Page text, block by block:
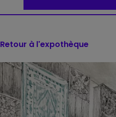
Retour à l'expothèque